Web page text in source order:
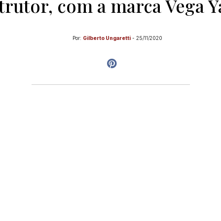
com a marca Vega
Por: Gilberto Ungaretti - 25/11/2020